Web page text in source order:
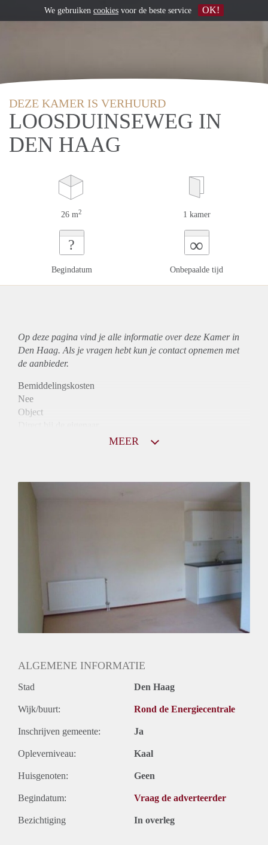
DEZE KAMER IS VERHUURD
LOOSDUINSEWEG IN
DEN HAAG
26 m2 1 kamer
?
Begindatum
∞
Onbepaalde tijd
Op deze pagina vind je alle informatie over deze Kamer in
Den Haag. Als je vragen hebt kun je contact opnemen met
de aanbieder.
Bemiddelingskosten
Nee
Object
Huurtoeslag
Gestoffeerd
MEER
ALGEMENE INFORMATIE
Stad Den Haag
Wijk/buurt: Rond de Energiecentrale
Inschrijven gemeente: Ja
Opleverniveau: Kaal
Huisgenoten: Geen
Begindatum: Vraag de adverteerder
Bezichtiging In overleg
We gebruiken cookies voor de beste service OK!